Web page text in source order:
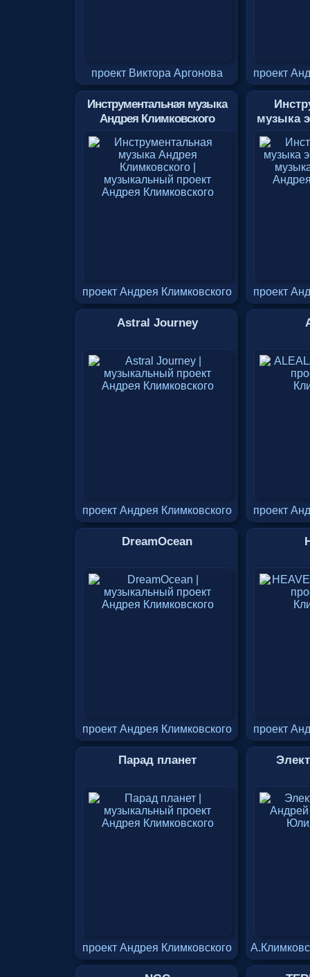
проект Виктора Аргонова проект
Инструментальная музыка
Андрея Климковского
проект Андрея Климковского
музыка
проект
Astral Journey
проект Андрея Климковского проект
DreamOcean
проект Андрея Климковского проект
Парад планет
проект Андрея Климковского